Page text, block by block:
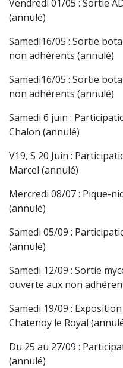
Vendredi 01/05 : Sortie
(annulé)
Samedi16/05 : Sortie
non adhérents (annulé)
Samedi16/05 : Sortie
non adhérents (annulé)
Samedi 6 juin :
Chalon (annulé)
V19, S 20 Juin :
Marcel (annulé)
Mercredi 08/07 : Pique-
(annulé)
Samedi 05/09 :
(annulé)
Samedi 12/09 : Sortie
ouverte aux non
Samedi 19/09 :
Chatenoy le Royal
Du 25 au 27/09 :
(annulé)